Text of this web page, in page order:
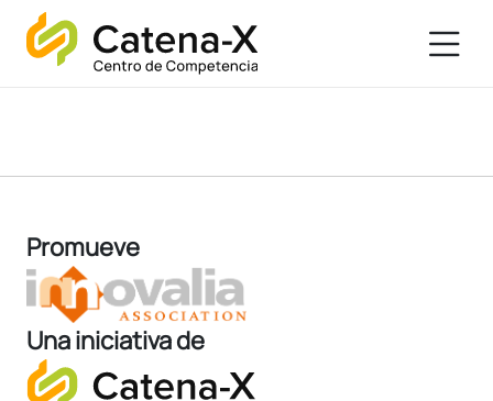
Promueve
Una iniciativa de